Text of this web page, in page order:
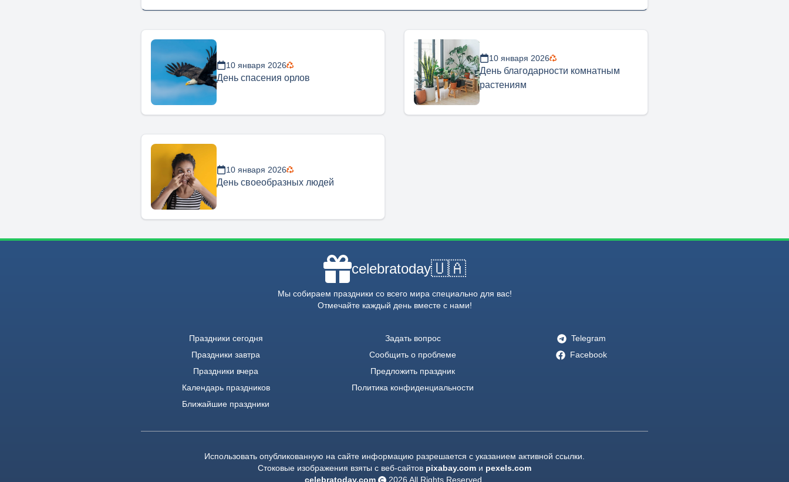
10 января 2026
День спасения орлов
10 января 2026
День благодарности комнатным
растениям
10 января 2026
День своеобразных людей
celebratoday🇺🇦
Мы собираем праздники со всего мира специально для вас!
Отмечайте каждый день вместе с нами!
Праздники сегодня
Праздники завтра
Праздники вчера
Календарь праздников
Ближайшие праздники
Задать вопрос
Сообщить о проблеме
Предложить праздник
Политика конфиденциальности
Telegram
Facebook
Использовать опубликованную на сайте информацию разрешается с указанием активной ссылки.
Стоковые изображения взяты с веб-сайтов pixabay.com и pexels.com
celebratoday.com
2026 All Rights Reserved.